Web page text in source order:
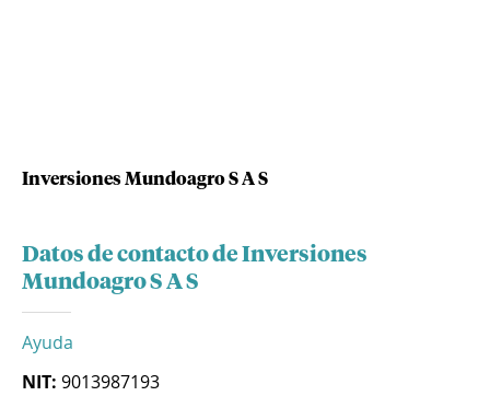
Inversiones Mundoagro S A S
Datos de contacto de Inversiones
Mundoagro S A S
Ayuda
NIT: 9013987193